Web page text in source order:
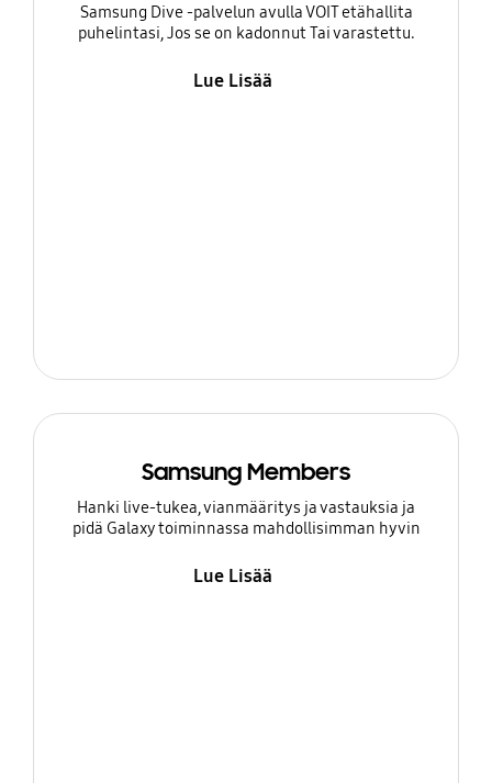
Samsung Dive -palvelun avulla VOIT etähallita
puhelintasi, Jos se on kadonnut Tai varastettu.
Lue Lisää
Samsung Members
Hanki live-tukea, vianmääritys ja vastauksia ja
pidä Galaxy toiminnassa mahdollisimman hyvin
Lue Lisää